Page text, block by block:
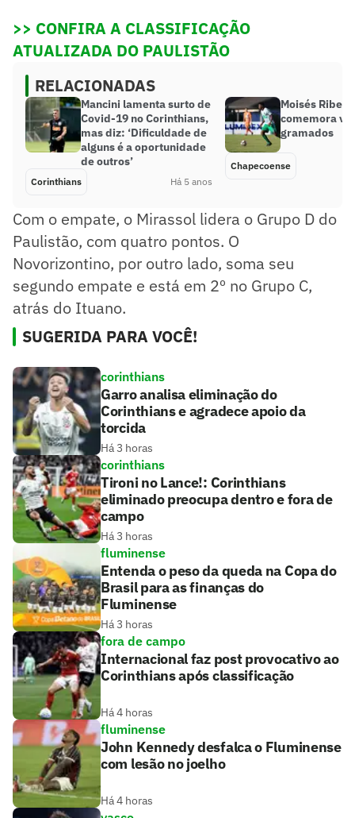
>> CONFIRA A CLASSIFICAÇÃO
ATUALIZADA DO PAULISTÃO
RELACIONADAS
Mancini lamenta surto de
Covid-19 no Corinthians,
mas diz: ‘Dificuldade de
alguns é a oportunidade
de outros’
Corinthians Há 5 anos
Moisés
comemora
gramados
Chapecoense
Com o empate, o Mirassol lidera o Grupo D do
Paulistão, com quatro pontos. O
Novorizontino, por outro lado, soma seu
segundo empate e está em 2º no Grupo C,
atrás do Ituano.
SUGERIDA PARA VOCÊ!
corinthians
Garro analisa eliminação do
Corinthians e agradece apoio da
torcida
Há 3 horas
corinthians
Tironi no Lance!: Corinthians
eliminado preocupa dentro e fora de
campo
Há 3 horas
fluminense
Entenda o peso da queda na Copa do
Brasil para as finanças do
Fluminense
Há 3 horas
fora de campo
Internacional faz post provocativo ao
Corinthians após classificação
Há 4 horas
fluminense
John Kennedy desfalca o Fluminense
com lesão no joelho
Há 4 horas